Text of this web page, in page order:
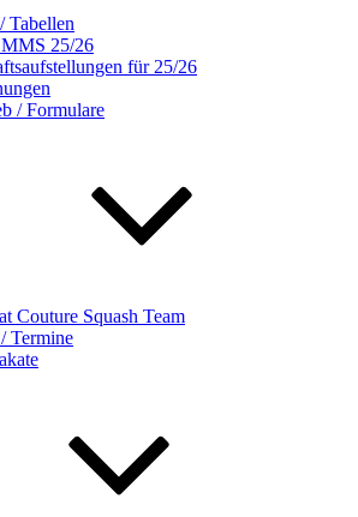
Tabellen
25/26
für 25/26
/ Formulare
Couture Squash Team
Termine